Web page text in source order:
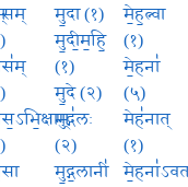
मु॒दा (१)
मु॒दी॒म॒हि॒
(१)
मु॒दे (२)
मुद्ग॑लः
(२)
मु॒द्ग॒लानी॑
मे॒ह॒त्न्वा
(१)
मे॒हना॑
(५)
मेह॑नात्
(१)